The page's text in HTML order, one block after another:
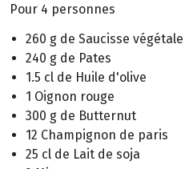
Pour 4 personnes
260 g de Saucisse végétale
240 g de Pates
1.5 cl de Huile d'olive
1 Oignon rouge
300 g de Butternut
12 Champignon de paris
25 cl de Lait de soja